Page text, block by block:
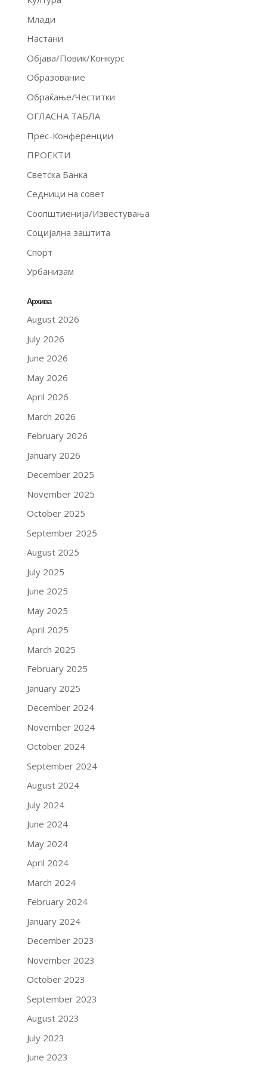
Млади
Настани
Објава/Повик/Конкурс
Образование
Обраќање/Честитки
ОГЛАСНА ТАБЛА
Прес-Конференции
ПРОЕКТИ
Светска Банка
Седници на совет
Соопштиенија/Известувања
Социјална заштита
Спорт
Урбанизам
Архива
August 2026
July 2026
June 2026
May 2026
April 2026
March 2026
February 2026
January 2026
December 2025
November 2025
October 2025
September 2025
August 2025
July 2025
June 2025
May 2025
April 2025
March 2025
February 2025
January 2025
December 2024
November 2024
October 2024
September 2024
August 2024
July 2024
June 2024
May 2024
April 2024
March 2024
February 2024
January 2024
December 2023
November 2023
October 2023
September 2023
August 2023
July 2023
June 2023